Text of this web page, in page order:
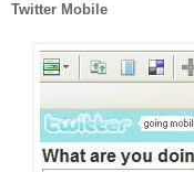
Twitter Mobile